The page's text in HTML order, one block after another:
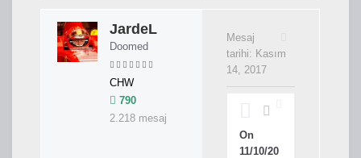
JardeL
Doomed
CHW
790
2.218 mesaj
Mesaj
tarihi: Kasım
14, 2017
On
11/10/20